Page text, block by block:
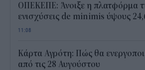
ΟΠΕΚΕΠΕ: Άνοιξε η πλατφόρμα
ενισχύσεις de minimis ύψους
11:08
Κάρτα Αγρότη: Πώς θα
από τις 28 Αυγούστου